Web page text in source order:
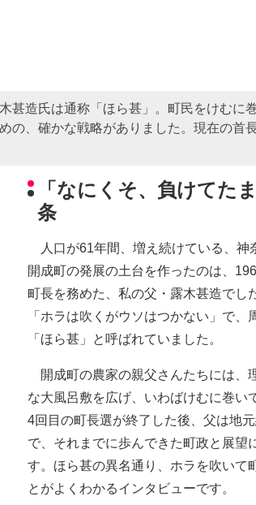
甚造氏は通称「ほら甚」。町民をけむに
の、確かな戦略がありました。現在の首
「なにくそ、負けてた
条
人口が61年間、増え続けている、神
開成町の発展の土台を作ったのは、
町長を務めた、私の父・露木甚造でし
「ホラは吹くがウソはつかない」で、
「ほら甚」と呼ばれていました。
開成町の農家の親父さんたちには、
な大風呂敷を広げ、いわばけむに巻い
4回目の町長選が終了した後、父は地
で、それまでに歩んできた町政と展望
す。ほら甚の異名通り、ホラを吹いて
とがよくわかるインタビューです。